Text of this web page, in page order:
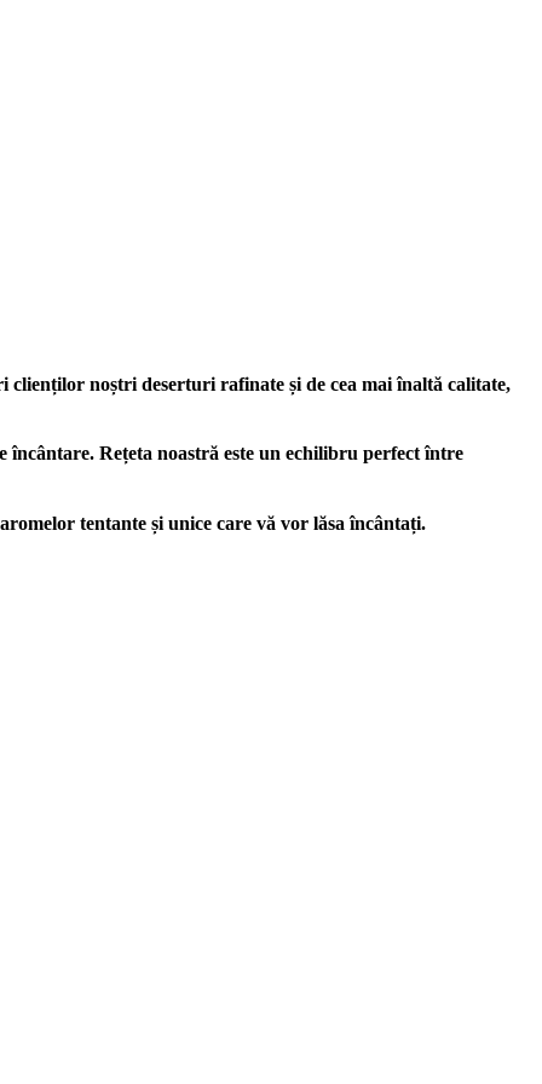
clienților noștri deserturi rafinate și de cea mai înaltă calitate,
încântare. Rețeta noastră este un echilibru perfect între
tentante și unice care vă vor lăsa încântați.